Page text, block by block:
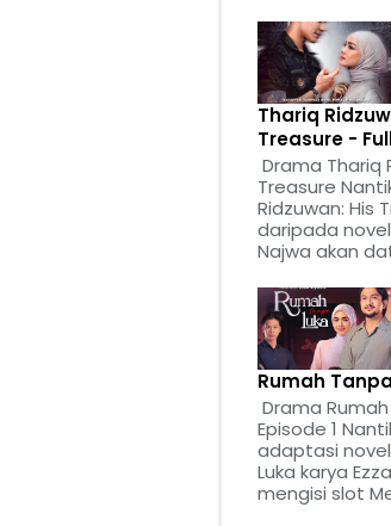
Thariq
Treasure -
Drama Thariq
Treasure
Ridzuwan: His
daripada
Najwa akan
Rumah
Drama
Episode 1
adaptasi
Luka karya
mengisi slot